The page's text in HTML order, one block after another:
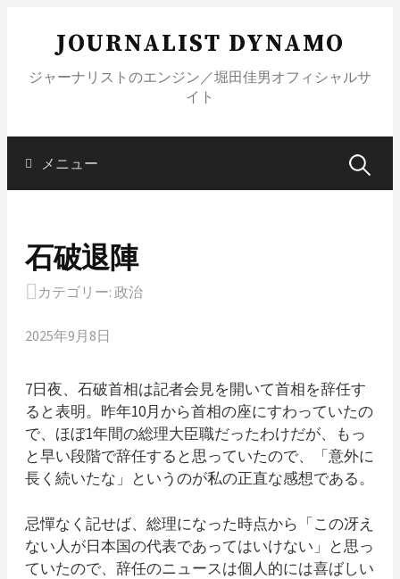
ッ
JOURNALIST DYNAMO
ジャーナリストのエンジン／堀田佳男オフィシャルサ
イト
メニュー 検
石破退陣
カテゴリー: 政治
2025年9月8日
7日夜、石破首相は記者会見を開いて首相を辞任す
ると表明。昨年10月から首相の座にすわっていたの
で、ほぼ1年間の総理大臣職だったわけだが、もっ
と早い段階で辞任すると思っていたので、「意外に
長く続いたな」というのが私の正直な感想である。
忌憚なく記せば、総理になった時点から「この冴え
ない人が日本国の代表であってはいけない」と思っ
ていたので、辞任のニュースは個人的には喜ばしい